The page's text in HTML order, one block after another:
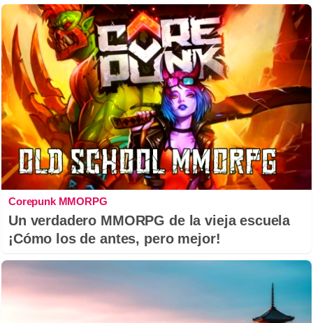
Corepunk MMORPG
Un verdadero MMORPG de la vieja escuela
¡Cómo los de antes, pero mejor!